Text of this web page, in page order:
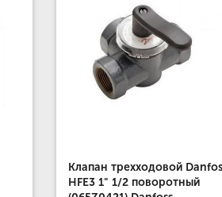
Клапан трехходовой
HFE3 1" 1/2 поворотный